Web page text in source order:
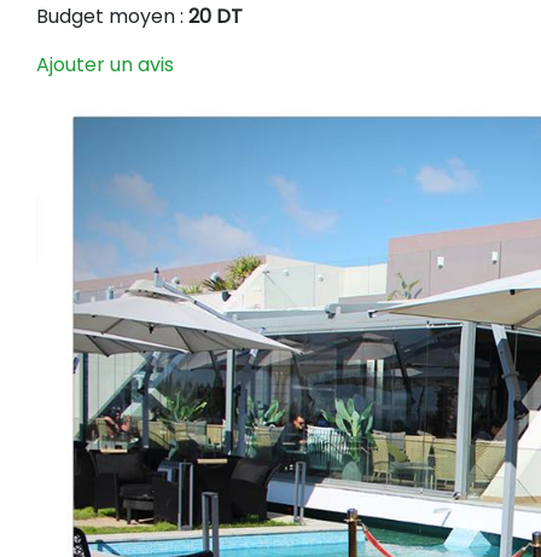
Budget moyen : 20 DT
Ajouter un avis